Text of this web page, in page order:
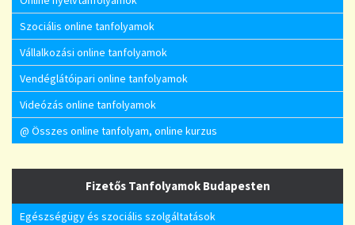
Szociális online tanfolyamok
Vállalkozási online tanfolyamok
Vendéglátóipari online tanfolyamok
Videózás online tanfolyamok
@ Összes online tanfolyam, online kurzus
Fizetős Tanfolyamok Budapesten
Egészségügy és szociális szolgáltatások